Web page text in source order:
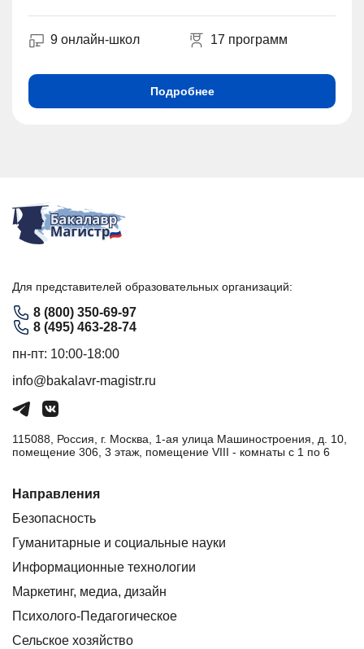
9 онлайн-школ 17 программ
Подробнее
Для представителей образовательных организаций:
8 (800) 350-69-97
8 (495) 463-28-74
пн-пт: 10:00-18:00
info@bakalavr-magistr.ru
115088, Россия, г. Москва, 1-ая улица Машиностроения, д. 10,
помещение 306, 3 этаж, помещение VIII - комнаты с 1 по 6
Направления
Безопасность
Гуманитарные и социальные науки
Информационные технологии
Маркетинг, медиа, дизайн
Психолого-Педагогическое
Сельское хозяйство